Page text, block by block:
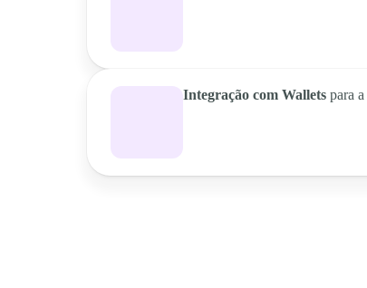
Integração com Walletspara a